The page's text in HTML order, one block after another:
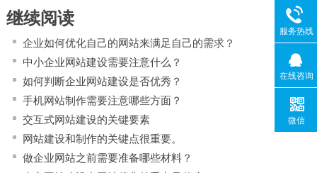
继续阅读
企业如何优化自己的网站来满足自己的需求？
中小企业网站建设需要注意什么？
如何判断企业网站建设是否优秀？
手机网站制作需要注意哪些方面？
交互式网站建设的关键要素
网站建设和制作的关键点很重要。
做企业网站之前需要准备哪些材料？
服务热线
在线咨询
微信